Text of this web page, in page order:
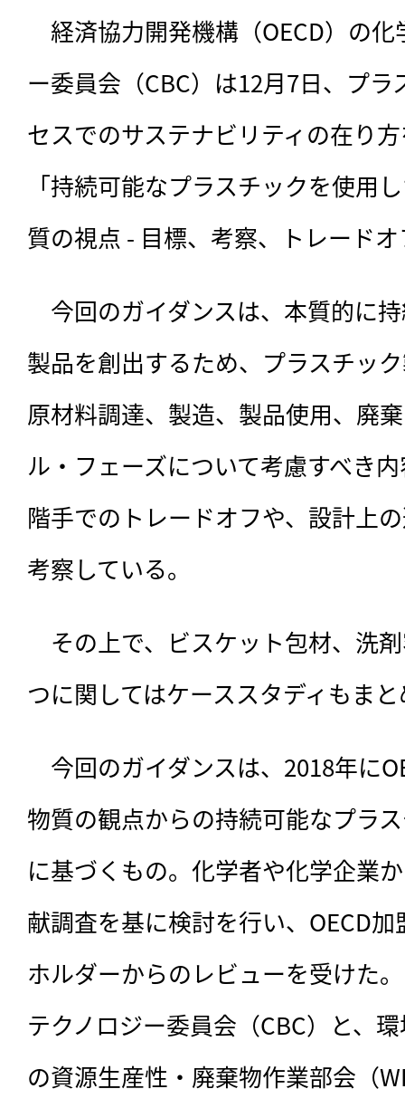
経済協力開発機構（OECD）の
ー委員会（CBC）は12月7日、プ
セスでのサステナビリティの在り
「持続可能なプラスチックを使用
質の視点 - 目標、考察、トレード
今回のガイダンスは、 本質的に
製品を創出するため、プラスチッ
原材料調達、製造、製品使用、廃
ル・フェーズについて考慮すべき
階手でのトレードオフや、設計上
考察している。
その上で、ビスケット包材、洗
つに関してはケーススタディもま
今回のガイダンスは、2018年に
物質の観点からの持続可能なプラ
に基づくもの。化学者や化学企業
献調査を基に検討を行い、OECD
ホルダーからのレビューを受けた
テクノロジー委員会（CBC）と、
の資源生産性・廃棄物作業部会（